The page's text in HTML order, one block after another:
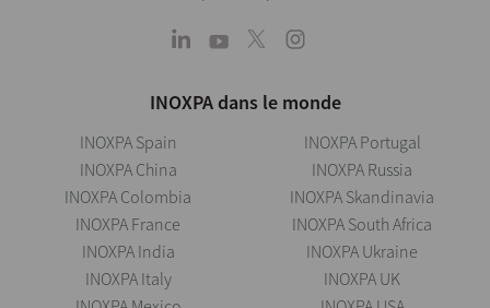
INOXPA dans le monde
INOXPA Spain
INOXPA China
INOXPA Colombia
INOXPA France
INOXPA India
INOXPA Italy
INOXPA Portugal
INOXPA Russia
INOXPA Skandinavia
INOXPA South Africa
INOXPA Ukraine
INOXPA UK